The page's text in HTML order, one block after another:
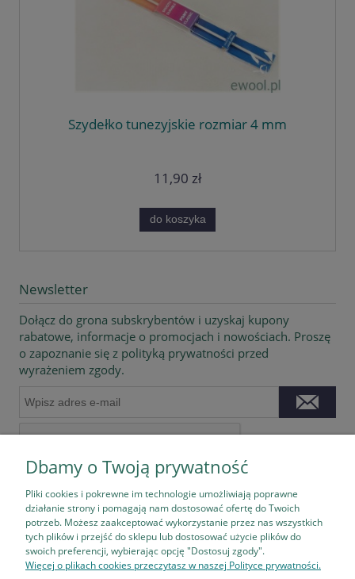
Szydełko tunezyjskie rozmiar 4 mm
11,90 zł
do koszyka
Newsletter
Dołącz do grona subskrybentów i uzyskaj kupony
rabatowe, informacje o promocjach i nowościach. Proszę
o zapoznanie się z polityką prywatności przed
wyrażeniem zgody.
Pomoc
Dbamy o Twoją prywatność
Pliki cookies i pokrewne im technologie umożliwiają poprawne
działanie strony i pomagają nam dostosować ofertę do Twoich
potrzeb. Możesz zaakceptować wykorzystanie przez nas wszystkich
tych plików i przejść do sklepu lub dostosować użycie plików do
swoich preferencji, wybierając opcję "Dostosuj zgody".
Więcej o plikach cookies przeczytasz w naszej Polityce prywatności.